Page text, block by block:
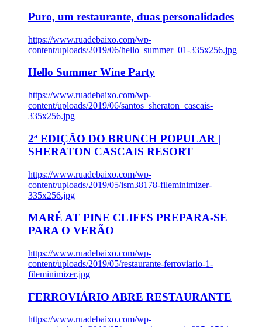
Puro, um restaurante, duas personalidades
https://www.ruadebaixo.com/wp-
content/uploads/2019/06/hello_summer_01-335x256.jpg
Hello Summer Wine Party
https://www.ruadebaixo.com/wp-
content/uploads/2019/06/santos_sheraton_cascais-
335x256.jpg
2ª EDIÇÃO DO BRUNCH POPULAR |
SHERATON CASCAIS RESORT
https://www.ruadebaixo.com/wp-
content/uploads/2019/05/ism38178-fileminimizer-
335x256.jpg
MARÉ AT PINE CLIFFS PREPARA-SE
PARA O VERÃO
https://www.ruadebaixo.com/wp-
content/uploads/2019/05/restaurante-ferroviario-1-
fileminimizer.jpg
FERROVIÁRIO ABRE RESTAURANTE
https://www.ruadebaixo.com/wp-